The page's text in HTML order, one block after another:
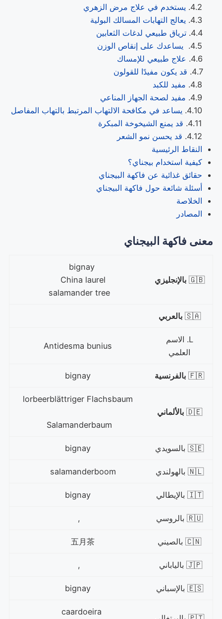
يستخدم في علاج مرض الزهري
يعالج التهابات المسالك البولية
ترياق طبيعي لدغات الثعابين
يساعدك على إنقاص الوزن
علاج طبيعي للإمساك
قد يكون مفيدًا للقولون
مفيد للكبد
مفيد لصحة الجهاز المناعي
يساعد في مكافحة الالتهاب المرتبط بالتهاب المفاصل
قد يمنع الشيخوخة المبكرة
قد يحسن نمو الشعر
النقاط الرئيسية
كيفية استخدام بيجناي؟
حقائق غذائية عن فاكهة البيجناي
أسئلة شائعة حول فاكهة البيجناي
الخلاصة
المصادر
معنى فاكهة البيجناي
🇬🇧 بالإنجليزي
bignay
China laurel
salamander tree
🇸🇦 بالعربي
L. الاسم
العلمي
🇫🇷 بالفرنسية
🇩🇪 بالألماني
Salamanderbaum
🇸🇪 بالسويدي
🇳🇱 بالهولندي
🇮🇹 بالإيطالي
🇷🇺 بالروسي ,
🇨🇳 بالصيني
🇯🇵 بالياباني ,
🇪🇸 بالإسباني